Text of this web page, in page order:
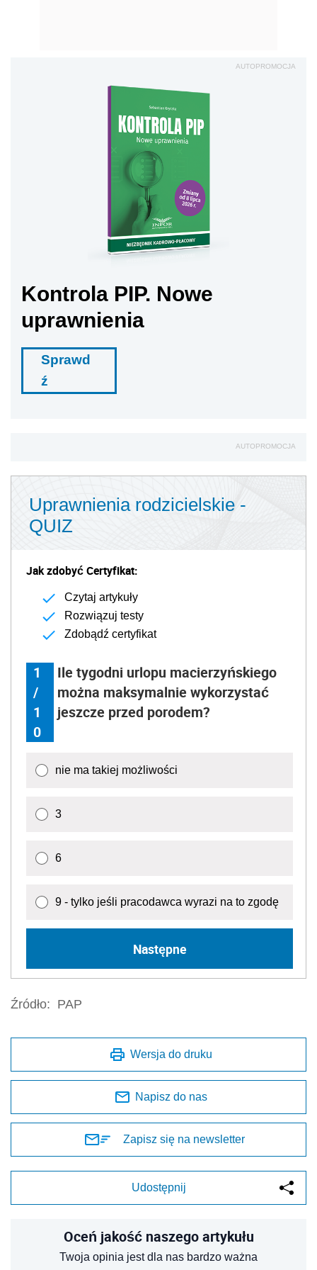
AUTOPROMOCJA
Kontrola PIP. Nowe
uprawnienia
Sprawd
ź
AUTOPROMOCJA
Uprawnienia rodzicielskie -
QUIZ
Jak zdobyć Certyfikat:
Czytaj artykuły
Rozwiązuj testy
Zdobądź certyfikat
1
/
1
0
Ile tygodni urlopu macierzyńskiego
można maksymalnie wykorzystać
jeszcze przed porodem?
nie ma takiej możliwości
3
6
9 - tylko jeśli pracodawca wyrazi na to zgodę
Następne
Źródło: PAP
Wersja do druku
Napisz do nas
Zapisz się na newsletter
Udostępnij
Oceń jakość naszego artykułu
Twoja opinia jest dla nas bardzo ważna